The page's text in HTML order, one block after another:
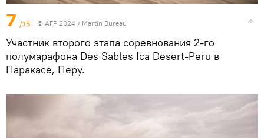
7 /15 © AFP 2024 / Martin Bureau
Участник второго этапа соревнования 2-го
полумарафона Des Sables Ica Desert-Peru в
Паракасе, Перу.